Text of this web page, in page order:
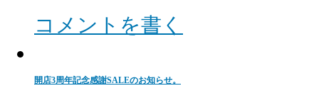
コメントを書く
開店3周年記念感謝SALEのお知らせ。